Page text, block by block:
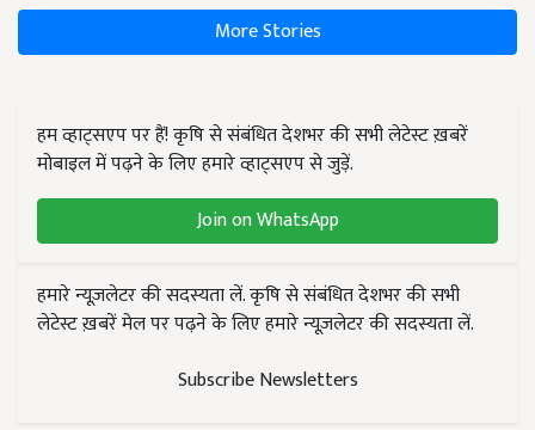
More Stories
हम व्हाट्सएप पर हैं! कृषि से संबंधित देशभर की सभी लेटेस्ट ख़बरें
मोबाइल में पढ़ने के लिए हमारे व्हाट्सएप से जुड़ें.
Join on WhatsApp
हमारे न्यूज़लेटर की सदस्यता लें. कृषि से संबंधित देशभर की सभी
लेटेस्ट ख़बरें मेल पर पढ़ने के लिए हमारे न्यूज़लेटर की सदस्यता लें.
Subscribe Newsletters